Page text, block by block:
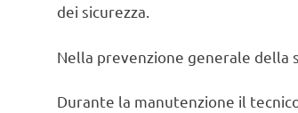
dei sicurezza.
Nella prevenzione generale della
Durante la manutenzione il